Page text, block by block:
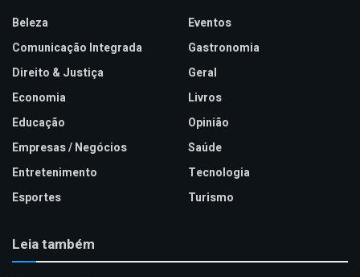
Beleza
Comunicação Integrada
Direito & Justiça
Economia
Educação
Empresas / Negócios
Entretenimento
Esportes
Eventos
Gastronomia
Geral
Livros
Opinião
Saúde
Tecnologia
Turismo
Leia também